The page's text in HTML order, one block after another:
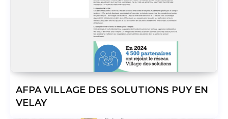
AFPA VILLAGE DES SOLUTIONS PUY EN
VELAY